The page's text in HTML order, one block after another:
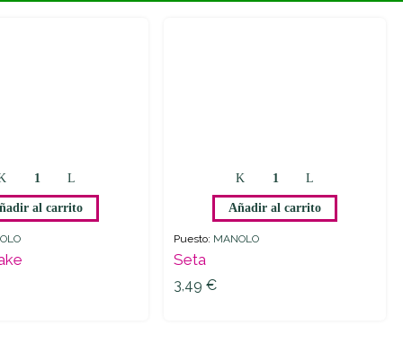
al carrito Añadir al carrito
3,49€
Puesto: MANOLO
Seta
3,49 €